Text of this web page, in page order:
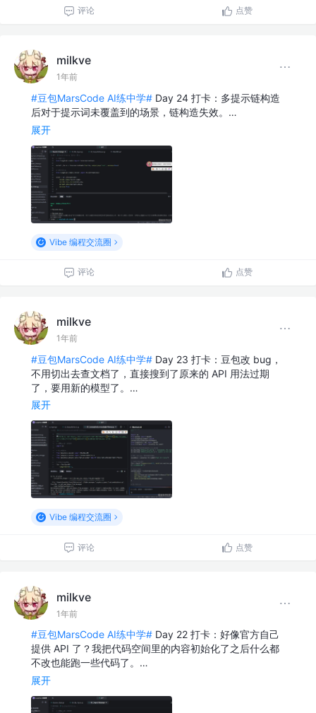
评论 点赞
milkve
1年前
#豆包MarsCode AI练中学# Day 24 打卡：多提示链构造
后对于提示词未覆盖到的场景，链构造失效。…
展开
Vibe 编程交流圈
评论 点赞
milkve
1年前
#豆包MarsCode AI练中学# Day 23 打卡：豆包改 bug，
不用切出去查文档了，直接搜到了原来的 API 用法过期
了，要用新的模型了。…
展开
Vibe 编程交流圈
评论 点赞
milkve
1年前
#豆包MarsCode AI练中学# Day 22 打卡：好像官方自己
提供 API 了？我把代码空间里的内容初始化了之后什么都
不改也能跑一些代码了。…
展开